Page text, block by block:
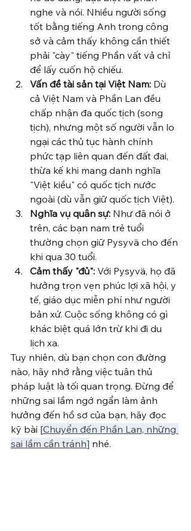
nghe và nói. Nhiều người sống
tốt bằng tiếng Anh trong công
sở và cảm thấy không cần thiết
phải "cày" tiếng Phần vất vả chỉ
để lấy cuốn hộ chiếu.
Vấn đề tài sản tại Việt Nam: Dù
cả Việt Nam và Phần Lan đều
chấp nhận đa quốc tịch (song
tịch), nhưng một số người vẫn lo
ngại các thủ tục hành chính
phức tạp liên quan đến đất đai,
thừa kế khi mang danh nghĩa
"Việt kiều" có quốc tịch nước
ngoài (dù vẫn giữ quốc tịch Việt).
Nghĩa vụ quân sự: Như đã nói ở
trên, các bạn nam trẻ tuổi
thường chọn giữ Pysyvä cho đến
khi qua 30 tuổi.
Cảm thấy "đủ": Với Pysyvä, họ đã
hưởng trọn vẹn phúc lợi xã hội, y
tế, giáo dục miễn phí như người
bản xứ. Cuộc sống không có gì
khác biệt quá lớn trừ khi đi du
lịch xa.
Tuy nhiên, dù bạn chọn con đường
nào, hãy nhớ rằng việc tuân thủ
pháp luật là tối quan trọng. Đừng để
những sai lầm ngớ ngẩn làm ảnh
hưởng đến hồ sơ của bạn, hãy đọc
kỹ bài [Chuyển đến Phần Lan, những
sai lầm cần tránh] nhé.